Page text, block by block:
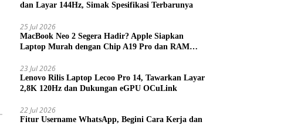
dan Layar 144Hz, Simak Spesifikasi Terbarunya
25 Jul 2026
MacBook Neo 2 Segera Hadir? Apple Siapkan
Laptop Murah dengan Chip A19 Pro dan RAM
23 Jul 2026
Lenovo Rilis Laptop Lecoo Pro 14, Tawarkan Layar
2,8K 120Hz dan Dukungan eGPU OCuLink
22 Jul 2026
Fitur Username WhatsApp, Begini Cara Kerja dan